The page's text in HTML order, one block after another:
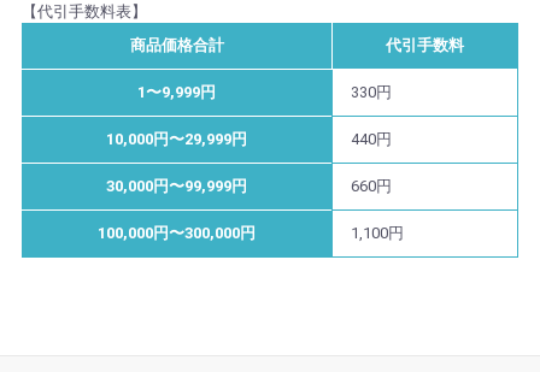
【代引手数料表】
商品価格合計
代引手数料
1〜9,999円 330円
10,000円〜29,999円 440円
30,000円〜99,999円 660円
100,000円〜300,000円 1,100円